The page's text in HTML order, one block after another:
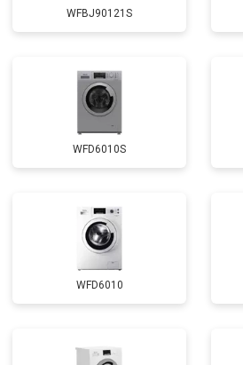
Замена прессостата
Замена сливного насоса
Замена сливного шланга
Замена УБЛ
Замена приводного ремня
WFBJ90121S
WFD6010S
WFD6010